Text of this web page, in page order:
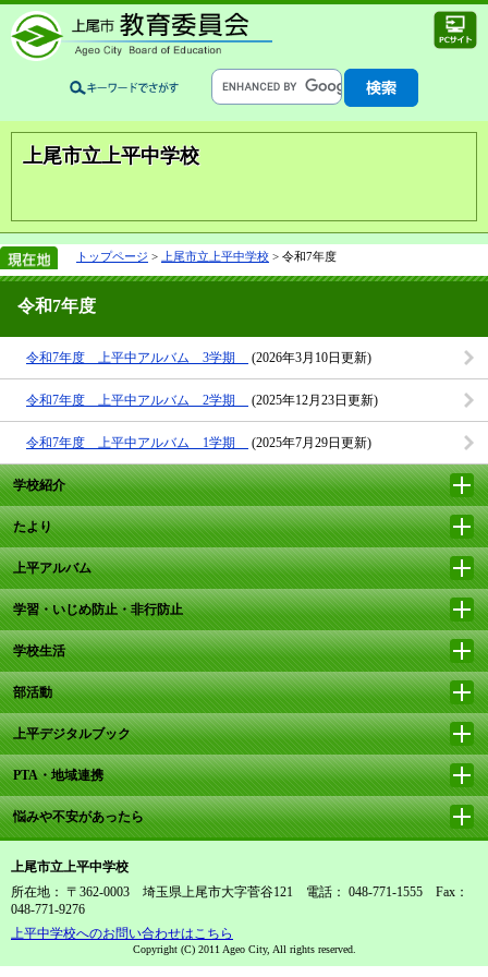
上尾市立上平中学校
トップページ > 上尾市立上平中学校 > 令和7年度
令和7年度
令和7年度 上平中アルバム 3学期 (2026年3月10日更新)
令和7年度 上平中アルバム 2学期 (2025年12月23日更新)
令和7年度 上平中アルバム 1学期 (2025年7月29日更新)
学校紹介
たより
上平アルバム
学習・いじめ防止・非行防止
学校生活
部活動
上平デジタルブック
PTA・地域連携
悩みや不安があったら
上尾市立上平中学校
所在地： 〒362-0003 埼玉県上尾市大字菅谷121 電話： 048-771-1555 Fax：
048-771-9276
上平中学校へのお問い合わせはこちら
Copyright (C) 2011 Ageo City, All rights reserved.